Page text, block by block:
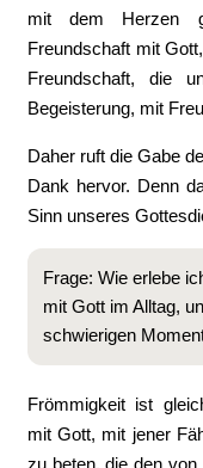
mit dem Herzen
Freundschaft mit
Freundschaft, die
Begeisterung, mit
Daher ruft die Gabe
Dank hervor. Denn
Sinn unseres
Frage: Wie erlebe
mit Gott im Alltag,
schwierigen
Frömmigkeit ist
mit Gott, mit jener
zu beten, die den